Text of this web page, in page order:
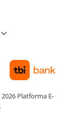
2026 Platforma E-